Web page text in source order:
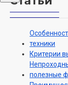
техники
Критерии
полезные